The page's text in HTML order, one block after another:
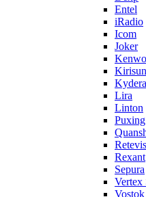
Entel
iRadio
Icom
Joker
Kirisun
Kydera
Lira
Linton
Puxing
Retevis
Rexant
Sepura
Vertex
Vostok